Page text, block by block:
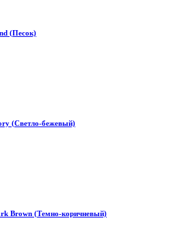
(Песок)
(Светло-бежевый)
Brown (Темно-коричневый)